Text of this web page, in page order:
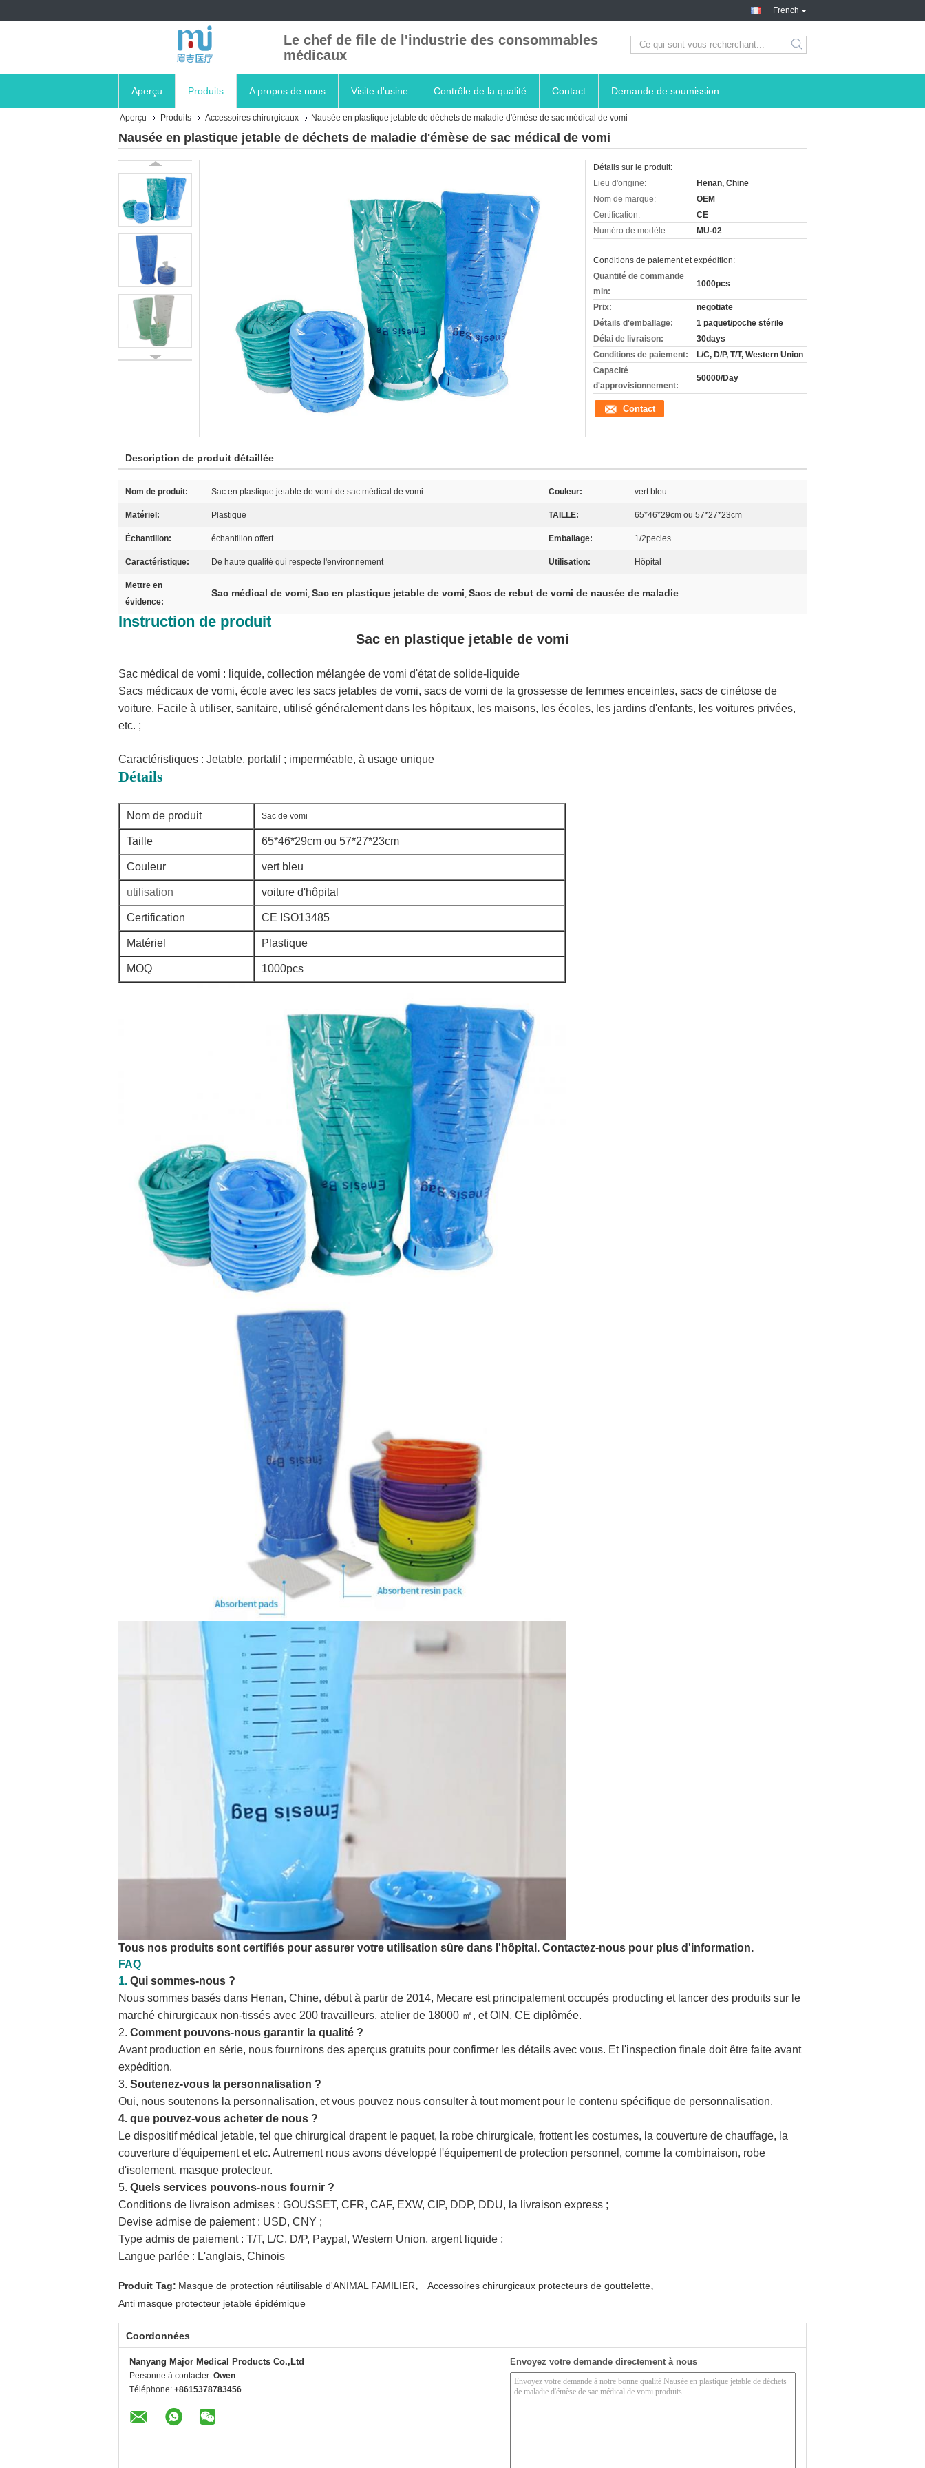
French
Le chef de file de l'industrie des consommables
médicaux
Aperçu Produits A propos de nous Visite d'usine Contrôle de la qualité Contact Demande de soumission
Aperçu Produits Accessoires chirurgicaux Nausée en plastique jetable de déchets de maladie d'émèse de sac médical de vomi
Nausée en plastique jetable de déchets de maladie d'émèse de sac médical de vomi
Détails sur le produit:
Lieu d'origine:
Henan, Chine
Nom de marque:
OEM
Certification:
CE
Numéro de modèle:
MU-02
Conditions de paiement et expédition:
Quantité de commande
min:
1000pcs
Prix:
negotiate
Détails d'emballage:
1 paquet/poche stérile
Délai de livraison:
30days
Conditions de paiement:
L/C, D/P, T/T, Western Union
Capacité
d'approvisionnement:
50000/Day
Contact
Description de produit détaillée
Nom de produit: Sac en plastique jetable de vomi de sac médical de vomi Couleur: vert bleu
Matériel: Plastique TAILLE: 65*46*29cm ou 57*27*23cm
Échantillon: échantillon offert Emballage: 1/2pecies
Caractéristique: De haute qualité qui respecte l'environnement Utilisation: Hôpital
Mettre en
évidence:
Sac médical de vomi, Sac en plastique jetable de vomi, Sacs de rebut de vomi de nausée de maladie
Instruction de produit
Sac en plastique jetable de vomi
Sac médical de vomi : liquide, collection mélangée de vomi d'état de solide-liquide
Sacs médicaux de vomi, école avec les sacs jetables de vomi, sacs de vomi de la grossesse de femmes enceintes, sacs de cinétose de
voiture. Facile à utiliser, sanitaire, utilisé généralement dans les hôpitaux, les maisons, les écoles, les jardins d'enfants, les voitures privées,
etc. ;
Caractéristiques : Jetable, portatif ; imperméable, à usage unique
Détails
Nom de produit Sac de vomi
Taille 65*46*29cm ou 57*27*23cm
Couleur vert bleu
utilisation voiture d'hôpital
Certification CE ISO13485
Matériel Plastique
MOQ 1000pcs
Tous nos produits sont certifiés pour assurer votre utilisation sûre dans l'hôpital. Contactez-nous pour plus d'information.
FAQ
1. Qui sommes-nous ?
Nous sommes basés dans Henan, Chine, début à partir de 2014, Mecare est principalement occupés producting et lancer des produits sur le
marché chirurgicaux non-tissés avec 200 travailleurs, atelier de 18000 ㎡, et OIN, CE diplômée.
2. Comment pouvons-nous garantir la qualité ?
Avant production en série, nous fournirons des aperçus gratuits pour confirmer les détails avec vous. Et l'inspection finale doit être faite avant
expédition.
3. Soutenez-vous la personnalisation ?
Oui, nous soutenons la personnalisation, et vous pouvez nous consulter à tout moment pour le contenu spécifique de personnalisation.
4. que pouvez-vous acheter de nous ?
Le dispositif médical jetable, tel que chirurgical drapent le paquet, la robe chirurgicale, frottent les costumes, la couverture de chauffage, la
couverture d'équipement et etc. Autrement nous avons développé l'équipement de protection personnel, comme la combinaison, robe
d'isolement, masque protecteur.
5. Quels services pouvons-nous fournir ?
Conditions de livraison admises : GOUSSET, CFR, CAF, EXW, CIP, DDP, DDU, la livraison express ;
Devise admise de paiement : USD, CNY ;
Type admis de paiement : T/T, L/C, D/P, Paypal, Western Union, argent liquide ;
Langue parlée : L'anglais, Chinois
Produit Tag: Masque de protection réutilisable d'ANIMAL FAMILIER, Accessoires chirurgicaux protecteurs de gouttelette,
Anti masque protecteur jetable épidémique
Coordonnées
Nanyang Major Medical Products Co.,Ltd
Personne à contacter: Owen
Téléphone: +8615378783456
Envoyez votre demande directement à nous